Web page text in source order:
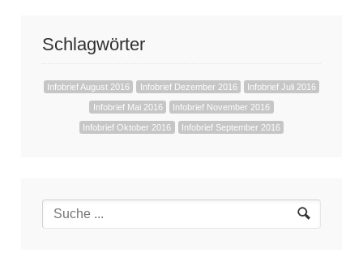
Schlagwörter
Infobrief August 2016 Infobrief Dezember 2016 Infobrief Juli 2016
Infobrief Mai 2016 Infobrief November 2016
Infobrief Oktober 2016 Infobrief September 2016